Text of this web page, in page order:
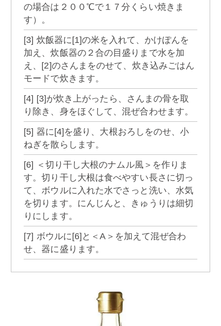
の場合は２００℃で１７分くらい焼きま
す）。
[3] 炊飯器に[1]の米を入れて、かけぽんを
加え、炊飯器の２合の目盛りまで水を加
え、[2]のさんまをのせて、炊き込みごはん
モードで炊きます。
[4] [3]が炊き上がったら、さんまの骨を取
り除き、身をほぐして、混ぜ合わせます。
[5] 器に[4]を盛り、大根おろしをのせ、小
ねぎを散らします。
[6] ＜切り干し大根のナムル風＞を作りま
す。切り干し大根は食べやすい長さに切っ
て、ボウルに入れた水でさっと洗い、水気
を切ります。にんじんと、きゅうりは細切
りにします。
[7] ボウルに[6]と＜A＞を加えて混ぜ合わ
せ、器に盛ります。